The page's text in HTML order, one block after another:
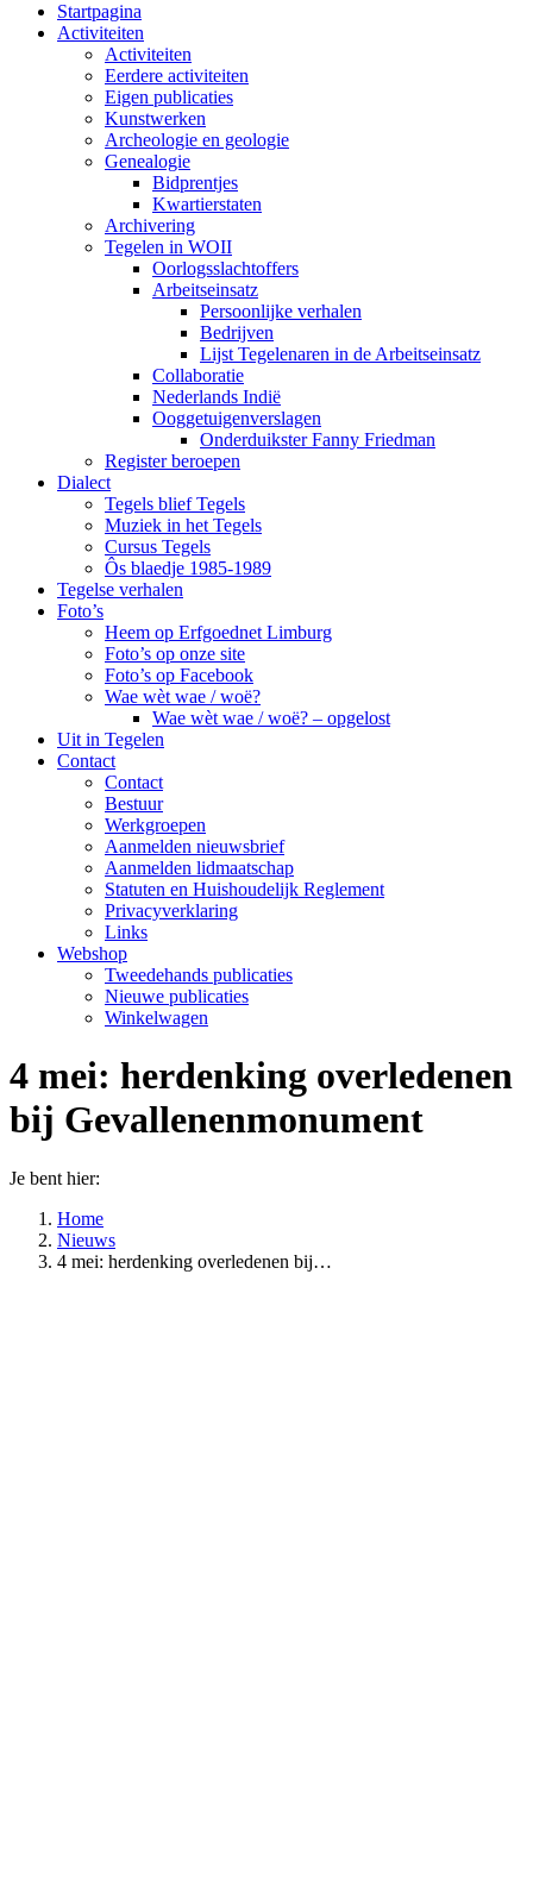
Startpagina
Activiteiten
Activiteiten
Eerdere activiteiten
Eigen publicaties
Kunstwerken
Archeologie en geologie
Genealogie
Bidprentjes
Kwartierstaten
Archivering
Tegelen in WOII
Oorlogsslachtoffers
Arbeitseinsatz
Persoonlijke verhalen
Bedrijven
Lijst Tegelenaren in de Arbeitseinsatz
Collaboratie
Nederlands Indië
Ooggetuigenverslagen
Onderduikster Fanny Friedman
Register beroepen
Dialect
Tegels blief Tegels
Muziek in het Tegels
Cursus Tegels
Ôs blaedje 1985-1989
Tegelse verhalen
Foto’s
Heem op Erfgoednet Limburg
Foto’s op onze site
Foto’s op Facebook
Wae wèt wae / woë?
Wae wèt wae / woë? – opgelost
Uit in Tegelen
Contact
Contact
Bestuur
Werkgroepen
Aanmelden nieuwsbrief
Aanmelden lidmaatschap
Statuten en Huishoudelijk Reglement
Privacyverklaring
Links
Webshop
Tweedehands publicaties
Nieuwe publicaties
Winkelwagen
4 mei: herdenking overledenen
bij Gevallenenmonument
Je bent hier:
Home
Nieuws
4 mei: herdenking overledenen bij…